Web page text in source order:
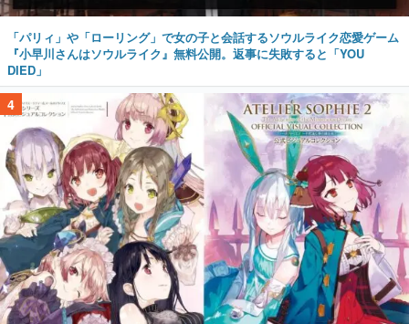
「パリィ」や「ローリング」で女の子と会話するソウルライク恋愛ゲーム
『小早川さんはソウルライク』無料公開。返事に失敗すると「YOU
DIED」
4